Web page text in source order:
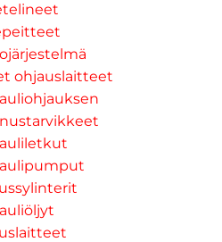
ohjauslaitteet